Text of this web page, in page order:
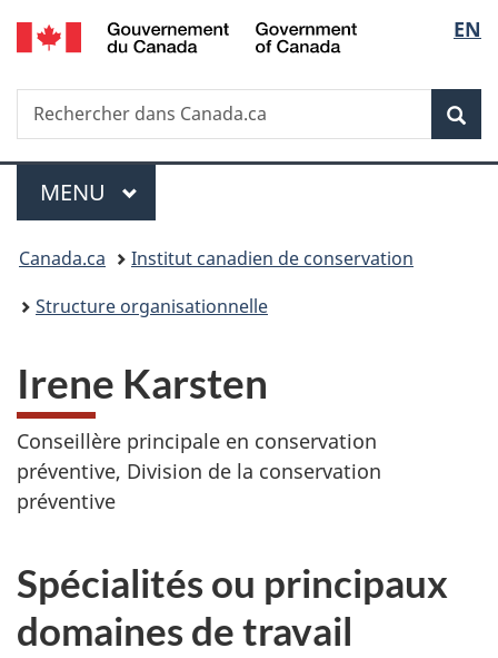
Passer
au
principal
Passer
à
Au
du
Passer
à
version
simplifiée
de
la
EN
Recherche
Rechercher
dans
Menu
MENU PRINCIPAL
Vous
êtes
Canada.ca
Institut canadien de conservation
Structure organisationnelle
Irene Karsten
Conseillère principale en conservation
préventive, Division de la conservation
préventive
Spécialités ou principaux
domaines de travail